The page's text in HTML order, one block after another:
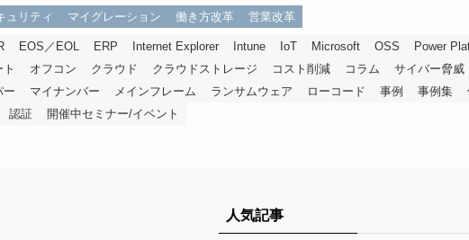
ュリティ マイグレーション 働き方改革 営業改革
EOS／EOL ERP Internet Explorer Intune IoT Microsoft OSS Power
オフコン クラウド クラウドストレージ コスト削減 コラム サイバー脅威
ー マイナンバー メインフレーム ランサムウェア ローコード 事例 事例集
認証 開催中セミナー/イベント
人気記事